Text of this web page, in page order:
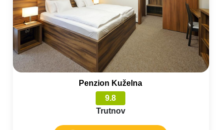
Penzion Kuželna
9.8
Trutnov